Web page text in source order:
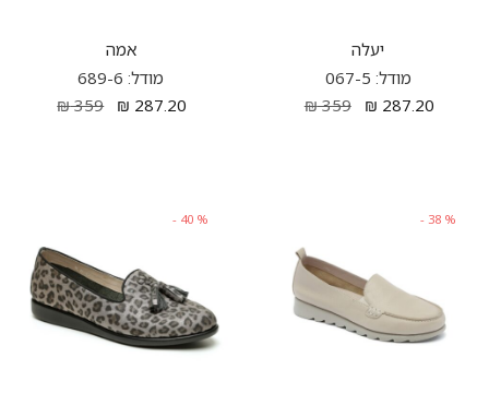
יעלה
מודל: 067-5
₪ 287.20
₪359
אמה
מודל: 689-6
₪ 287.20
₪359
- 38 %
- 40 %